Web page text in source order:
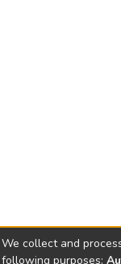
We collect and
following purposes: